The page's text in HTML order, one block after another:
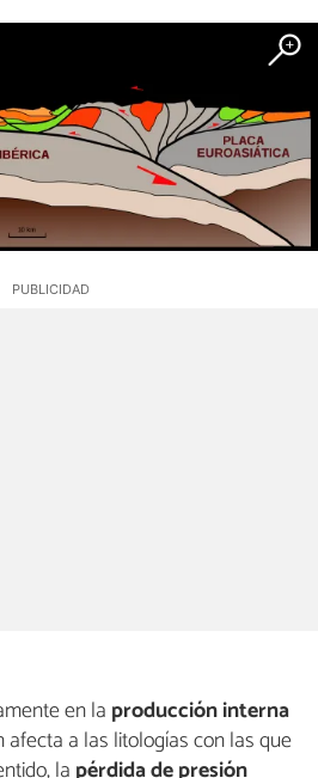
en la producción interna
afecta a las litologías con las que